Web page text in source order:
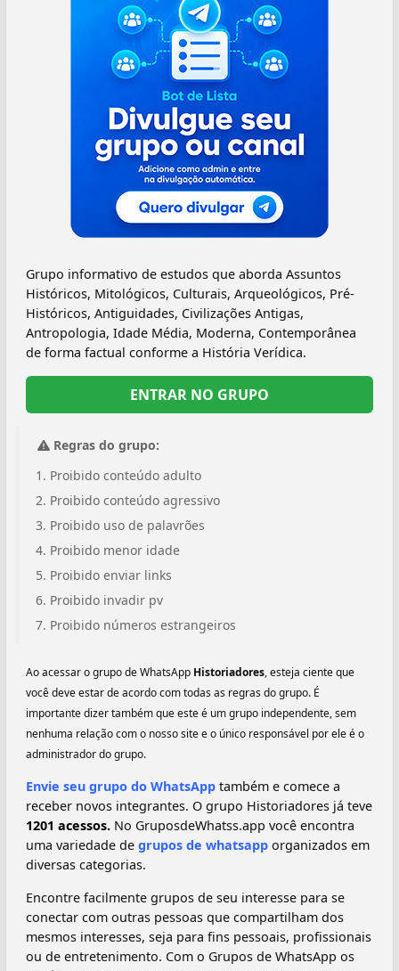
Grupo informativo de estudos que aborda Assuntos
Históricos, Mitológicos, Culturais, Arqueológicos, Pré-
Históricos, Antiguidades, Civilizações Antigas,
Antropologia, Idade Média, Moderna, Contemporânea
de forma factual conforme a História Verídica.
ENTRAR NO GRUPO
Regras do grupo:
Proibido conteúdo adulto
Proibido conteúdo agressivo
Proibido uso de palavrões
Proibido menor idade
Proibido enviar links
Proibido invadir pv
Proibido números estrangeiros
Ao acessar o grupo de WhatsApp Historiadores, esteja ciente que
você deve estar de acordo com todas as regras do grupo. É
importante dizer também que este é um grupo independente, sem
nenhuma relação com o nosso site e o único responsável por ele é o
administrador do grupo.
Envie seu grupo do WhatsApp também e comece a
receber novos integrantes. O grupo Historiadores já teve
1201 acessos. No GruposdeWhatss.app você encontra
uma variedade de grupos de whatsapp organizados em
diversas categorias.
Encontre facilmente grupos de seu interesse para se
conectar com outras pessoas que compartilham dos
mesmos interesses, seja para fins pessoais, profissionais
ou de entretenimento. Com o Grupos de WhatsApp os